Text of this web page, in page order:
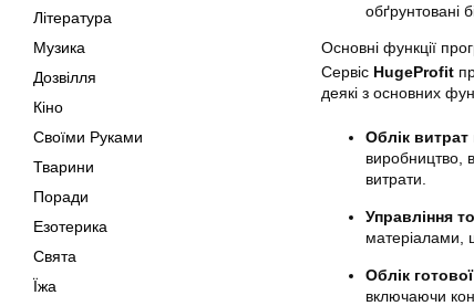
Література
Музика
Дозвілля
Кіно
Своїми Руками
Тварини
Поради
Езотерика
Свята
Їжа
обґрунтовані
Основні функції
Сервіс HugeProfit
деякі з основних
Облік
виробництво,
витрати.
Управління
матеріалами,
Облік
включаючи